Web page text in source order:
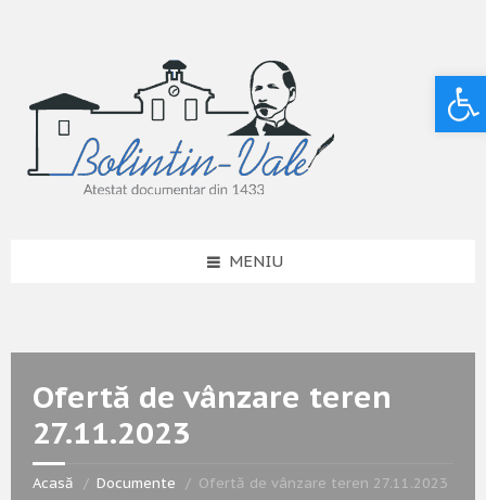
MENIU
Ofertă de vânzare teren
27.11.2023
Acasă Documente Ofertă de vânzare teren 27.11.2023
Deschide bara de unelte